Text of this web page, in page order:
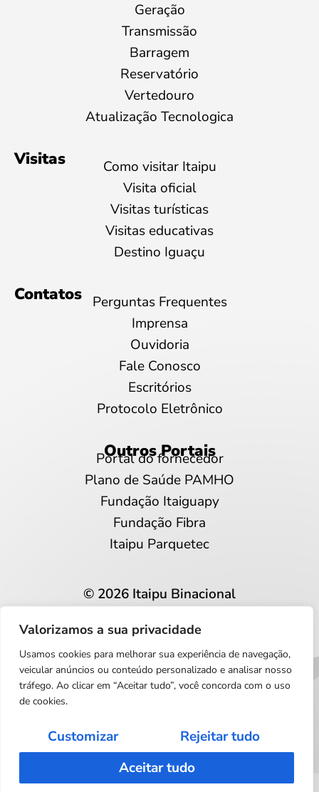
Valorizamos a sua privacidade
Usamos cookies para melhorar sua experiência de navegação,
veicular anúncios ou conteúdo personalizado e analisar nosso
tráfego. Ao clicar em “Aceitar tudo”, você concorda com o uso
de cookies.
Customizar
Rejeitar tudo
Aceitar tudo
Geração
Transmissão
Barragem
Reservatório
Vertedouro
Atualização Tecnologica
Visitas
Como visitar Itaipu
Visita oficial
Visitas turísticas
Visitas educativas
Destino Iguaçu
Contatos
Perguntas Frequentes
Imprensa
Ouvidoria
Fale Conosco
Escritórios
Protocolo Eletrônico
Outros Portais
Portal do fornecedor
Plano de Saúde PAMHO
Fundação Itaiguapy
Fundação Fibra
Itaipu Parquetec
© 2026 Itaipu Binacional
Privacidade e proteção de dados
Português